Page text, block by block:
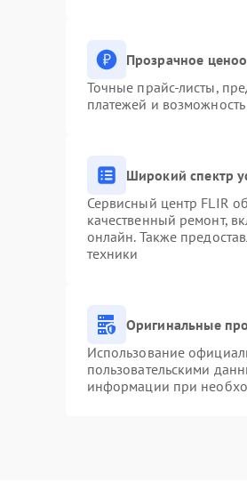
Прозрачное
Точные прайс-листы,
платежей и
Широкий спектр
Сервисный центр FLIR
качественный ремонт,
онлайн. Также
техники
Оригинальные
Использование
пользовательскими
информации при